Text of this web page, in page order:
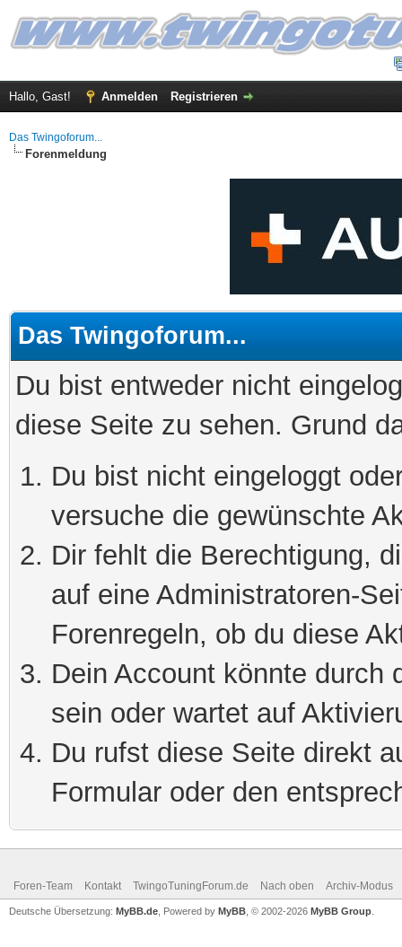
Hallo, Gast! Anmelden Registrieren
Das Twingoforum...
Forenmeldung
Das Twingoforum...
Du bist entweder nicht
diese Seite zu sehen. Grund
Du bist nicht eingeloggt
versuche die gewünschte
Dir fehlt die Berechtigung,
auf eine Administratoren-
Forenregeln, ob du diese
Dein Account könnte durch
sein oder wartet auf
Du rufst diese Seite direkt
Formular oder den
Foren-Team Kontakt TwingoTuningForum.de Nach oben Archiv-Modus
Deutsche Übersetzung: MyBB.de , Powered by MyBB , © 2002-2026 MyBB Group